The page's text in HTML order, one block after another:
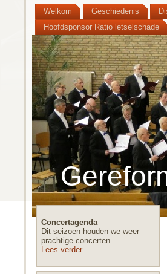
Welkom Geschiedenis
Hoofdsponsor Ratio letselschade
Concertagenda
Dit seizoen houden we weer
prachtige concerten
Lees verder...